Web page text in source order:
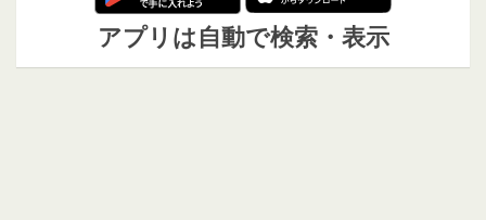
アプリは自動で検索・表示